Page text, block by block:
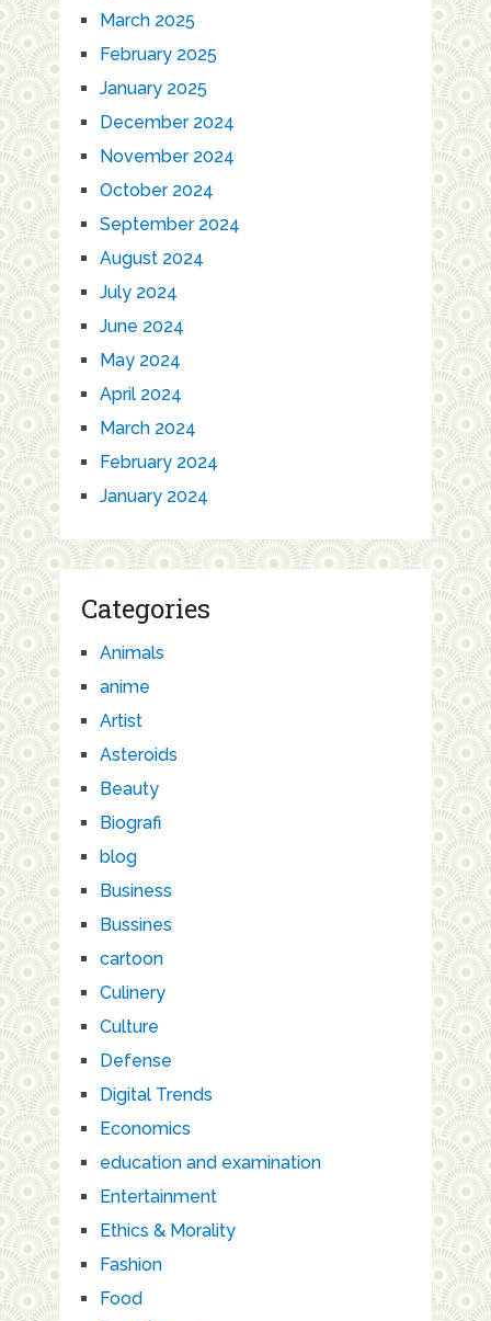
March 2025
February 2025
January 2025
December 2024
November 2024
October 2024
September 2024
August 2024
July 2024
June 2024
May 2024
April 2024
March 2024
February 2024
January 2024
Categories
Animals
anime
Artist
Asteroids
Beauty
Biografi
blog
Business
Bussines
cartoon
Culinery
Culture
Defense
Digital Trends
Economics
education and examination
Entertainment
Ethics & Morality
Fashion
Food